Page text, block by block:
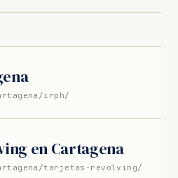
irph/
en Cartagena
tarjetas-revolving/